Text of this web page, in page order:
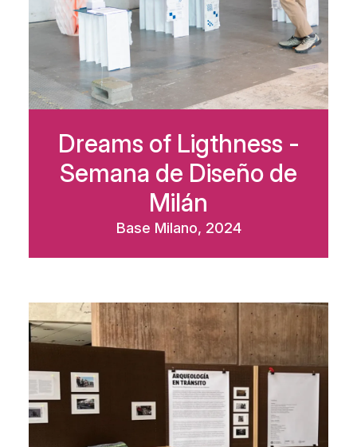
Dreams of Ligthness -
Semana de Diseño de
Milán
Base Milano, 2024